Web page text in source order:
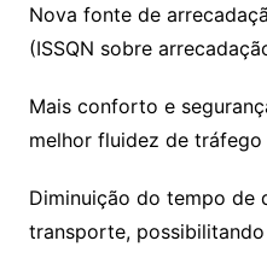
Nova fonte de
(ISSQN sobre
Mais conforto e
melhor fluidez de tráfego
Diminuição do tempo de
transporte,